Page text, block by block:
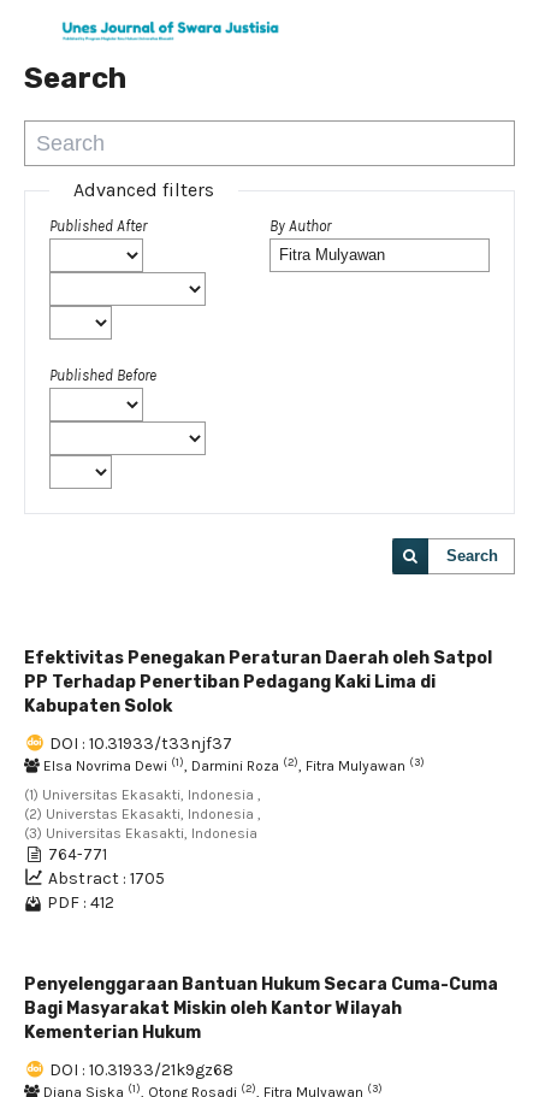
Search
Advanced filters
Published After
Published Before
By Author
Search
Efektivitas Penegakan Peraturan Daerah oleh Satpol
PP Terhadap Penertiban Pedagang Kaki Lima di
Kabupaten Solok
DOI : 10.31933/t33njf37
Elsa Novrima Dewi (1), Darmini Roza (2), Fitra Mulyawan (3)
(1) Universitas Ekasakti, Indonesia ,
(2) Universtas Ekasakti, Indonesia ,
(3) Universitas Ekasakti, Indonesia
764-771
Abstract : 1705
PDF : 412
Penyelenggaraan Bantuan Hukum Secara Cuma-Cuma
Bagi Masyarakat Miskin oleh Kantor Wilayah
Kementerian Hukum
DOI : 10.31933/21k9gz68
Diana Siska (1), Otong Rosadi (2), Fitra Mulyawan (3)